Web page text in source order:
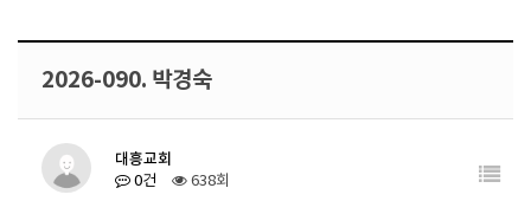
2026-090. 박경숙
대흥교회
0건 638회